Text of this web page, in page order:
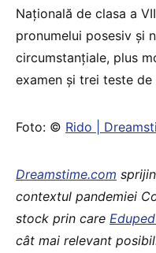
Națională de clasa a
pronumelui posesiv și
circumstanțiale, plus
examen și trei teste
Foto: © Rido |
Dreamstime.com
contextul pandemiei
stock prin care
cât mai relevant